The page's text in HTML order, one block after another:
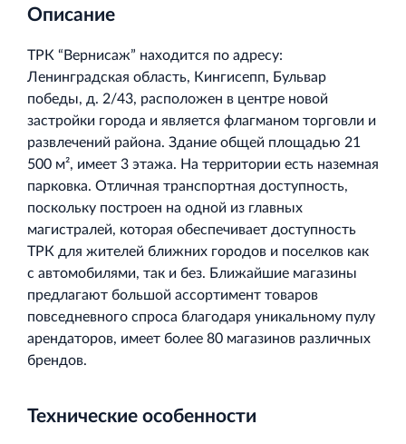
Испытательный комплекс ПКТИ
Торгово-развлекательный центр Вернисаж в
Кингисеппе
Современный торговый комплекс в центре города
Кингисепп
Описание
ТРК “Вернисаж” находится по адресу:
Ленинградская область, Кингисепп, Бульвар
победы, д. 2/43, расположен в центре новой
застройки города и является флагманом торговли и
развлечений района. Здание общей площадью 21
500 м², имеет 3 этажа. На территории есть наземная
парковка. Отличная транспортная доступность,
поскольку построен на одной из главных
магистралей, которая обеспечивает доступность
ТРК для жителей ближних городов и поселков как
с автомобилями, так и без. Ближайшие магазины
предлагают большой ассортимент товаров
повседневного спроса благодаря уникальному пулу
арендаторов, имеет более 80 магазинов различных
брендов.
Технические особенности